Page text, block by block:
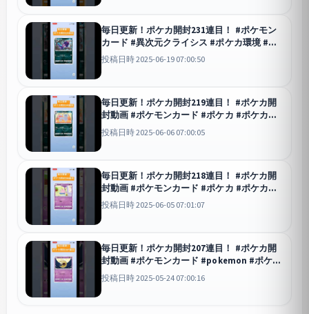
毎日更新！ポケカ開封231連目！ #ポケモン
カード #異次元クライシス #ポケカ環境 #ポ
ケカ #ポケカ開封動画 #ポケモン #ポケポケ
#pokemon #pokemoncards
投稿日時 2025-06-19 07:00:50
毎日更新！ポケカ開封219連目！ #ポケカ開
封動画 #ポケモンカード #ポケカ #ポケカ環
境 #pokemon #ポケポケ #ポケモン
#pokemoncards #異次元クライシス
投稿日時 2025-06-06 07:00:05
毎日更新！ポケカ開封218連目！ #ポケカ開
封動画 #ポケモンカード #ポケカ #ポケカ環
境 #pokemon #ポケポケ #ポケモン
#pokemoncards #異次元クライシス
投稿日時 2025-06-05 07:01:07
毎日更新！ポケカ開封207連目！ #ポケカ開
封動画 #ポケモンカード #pokemon #ポケカ
環境 #ポケカ #ポケポケ #ポケモン #双天の
守護者 #pokemoncards
投稿日時 2025-05-24 07:00:16